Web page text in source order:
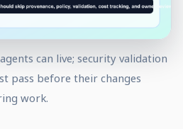
can live; security validation
pass before their changes
work.